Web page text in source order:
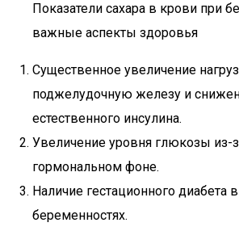
Показатели сахара в крови при
важные аспекты здоровья
Существенное увеличение
поджелудочную железу и
естественного инсулина.
Увеличение уровня глюкозы из-
гормональном фоне.
Наличие гестационного диабета
беременностях.